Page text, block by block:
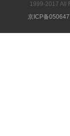
1999-2017 All
京ICP备